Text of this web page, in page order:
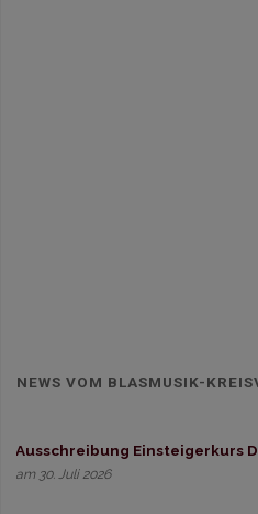
NEWS VOM BLASMUSIK-
Ausschreibung Einsteigerkurs
am 30. Juli 2026